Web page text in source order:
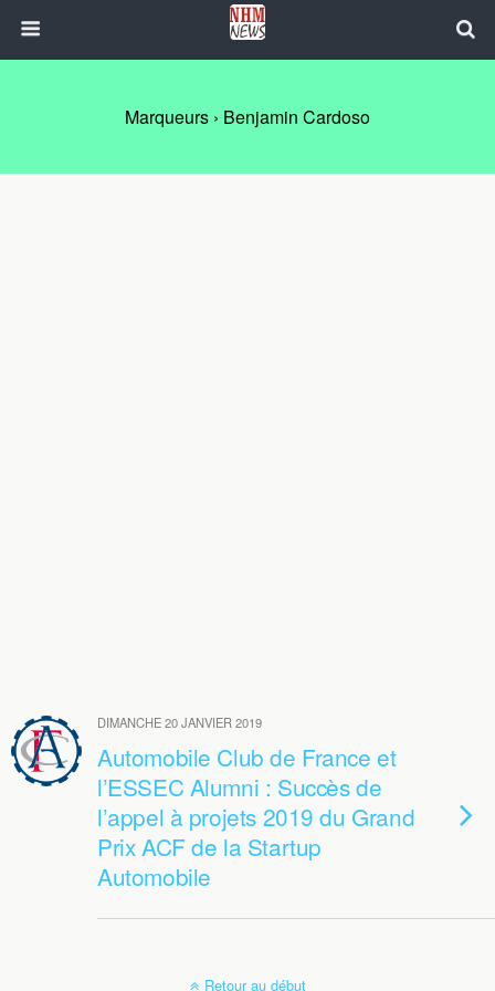
Marqueurs › Benjamin Cardoso
DIMANCHE 20 JANVIER 2019
Automobile Club de France et
l’ESSEC Alumni : Succès de
l’appel à projets 2019 du Grand
Prix ACF de la Startup
Automobile
Retour au début